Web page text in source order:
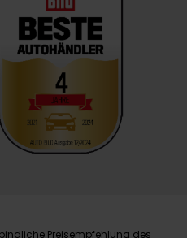
Preisempfehlung des